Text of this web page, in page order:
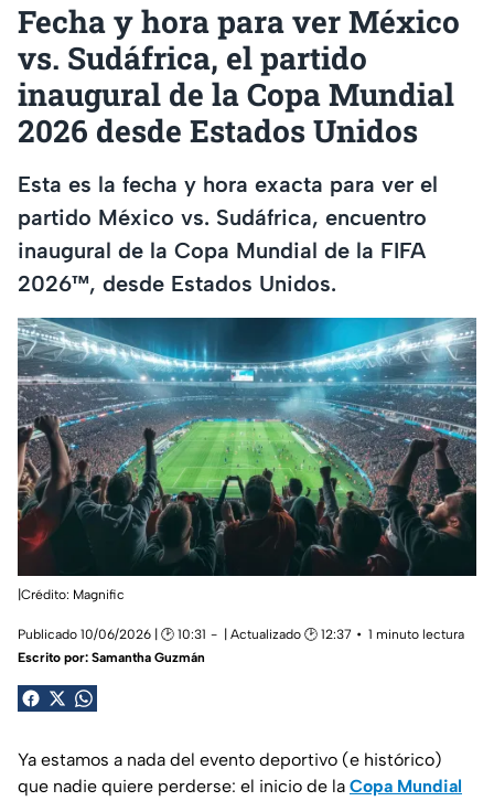
⁠Fecha y hora para ver México
vs. Sudáfrica, el partido
inaugural de la Copa Mundial
2026 desde Estados Unidos
Esta es la fecha y hora exacta para ver el
partido México vs. Sudáfrica, encuentro
inaugural de la Copa Mundial de la FIFA
2026™, desde Estados Unidos.
|Crédito: Magnific
Publicado 10/06/2026 | 🕑 10:31 | Actualizado 🕑 12:37
1 minuto lectura
Escrito por: Samantha Guzmán
Ya estamos a nada del evento deportivo (e histórico)
que nadie quiere perderse: el inicio de la Copa Mundial